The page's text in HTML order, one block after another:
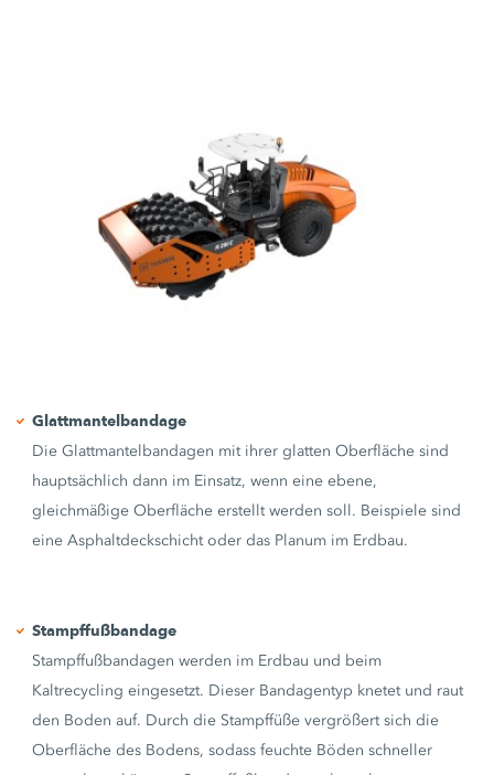
Glattmantelbandage
Die Glattmantelbandagen mit ihrer glatten Oberfläche sind
hauptsächlich dann im Einsatz, wenn eine ebene,
gleichmäßige Oberfläche erstellt werden soll. Beispiele sind
eine Asphaltdeckschicht oder das Planum im Erdbau.
Stampffußbandage
Stampffußbandagen werden im Erdbau und beim
Kaltrecycling eingesetzt. Dieser Bandagentyp knetet und raut
den Boden auf. Durch die Stampffüße vergrößert sich die
Oberfläche des Bodens, sodass feuchte Böden schneller